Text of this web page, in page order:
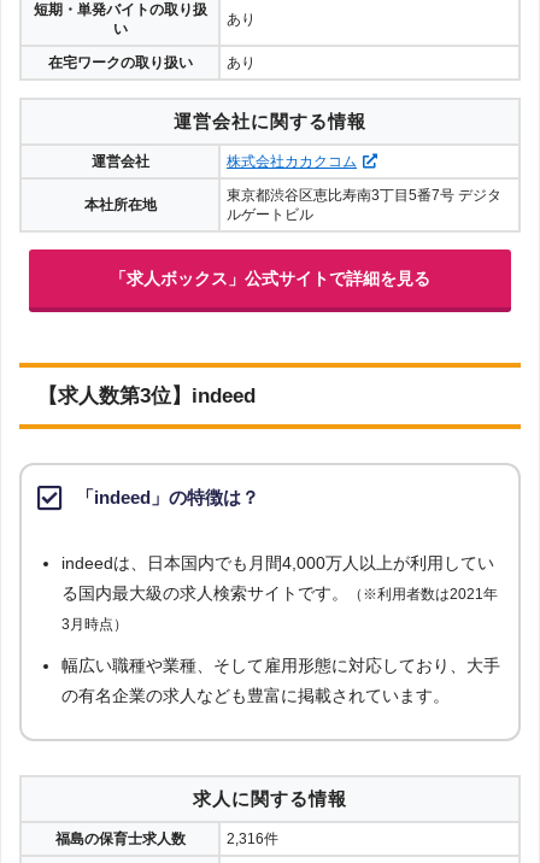
短期・単発バイトの取り扱
い
あり
在宅ワークの取り扱い あり
運営会社に関する情報
運営会社 株式会社カカクコム
本社所在地
東京都渋谷区恵比寿南3丁目5番7号 デジタ
ルゲートビル
「求人ボックス」公式サイトで詳細を見る
【求人数第3位】indeed
「indeed」の特徴は？
indeedは、日本国内でも月間4,000万人以上が利用してい
る国内最大級の求人検索サイトです。
（※利用者数は2021年
3月時点）
幅広い職種や業種、そして雇用形態に対応しており、大手
の有名企業の求人なども豊富に掲載されています。
求人に関する情報
福島の保育士求人数
2,316件